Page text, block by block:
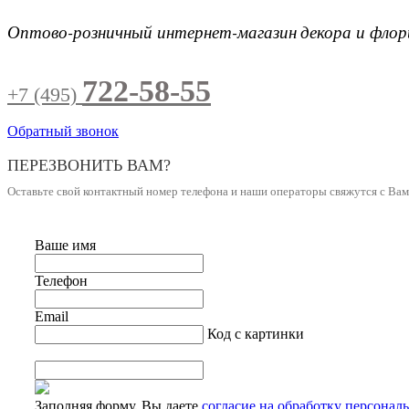
Оптово-розничный интернет-магазиндекора и
+7 (495) 722-58-55
Обратный звонок
ПЕРЕЗВОНИТЬ ВАМ?
Оставьте свой контактный номер телефона и наши операторы свяжутся с
Ваше имя
Телефон
Email
Код с картинки
Заполняя форму, Вы даете согласие на обработку